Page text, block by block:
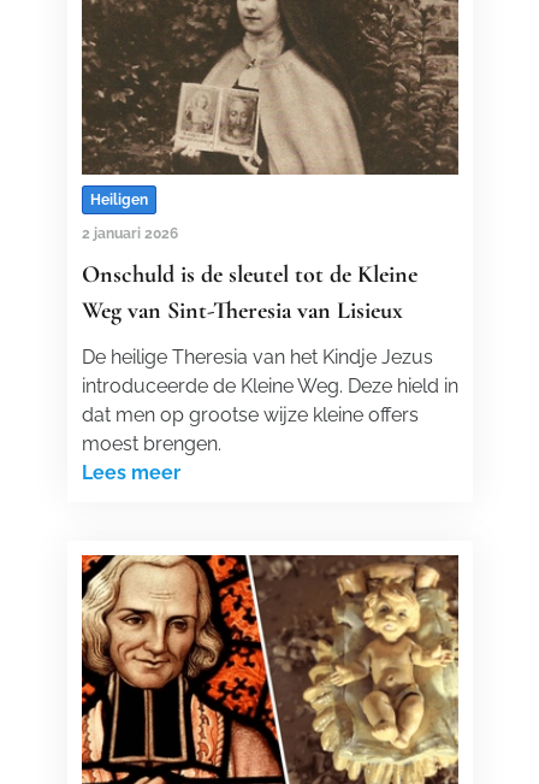
Heiligen
2 januari 2026
Onschuld is de sleutel tot de Kleine
Weg van Sint-Theresia van Lisieux
De heilige Theresia van het Kindje Jezus
introduceerde de Kleine Weg. Deze hield in
dat men op grootse wijze kleine offers
moest brengen.
Lees meer